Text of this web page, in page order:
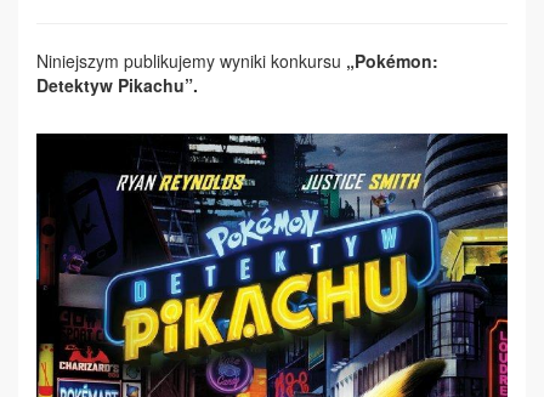
Niniejszym publikujemy wyniki konkursu „Pokémon:
Detektyw Pikachu”.